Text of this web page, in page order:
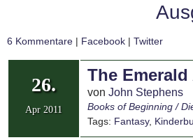
6 Kommentare | Facebook | Twitter
26.
Apr 2011
The
von John Stephens
Books of Beginning /
Tags: Fantasy,